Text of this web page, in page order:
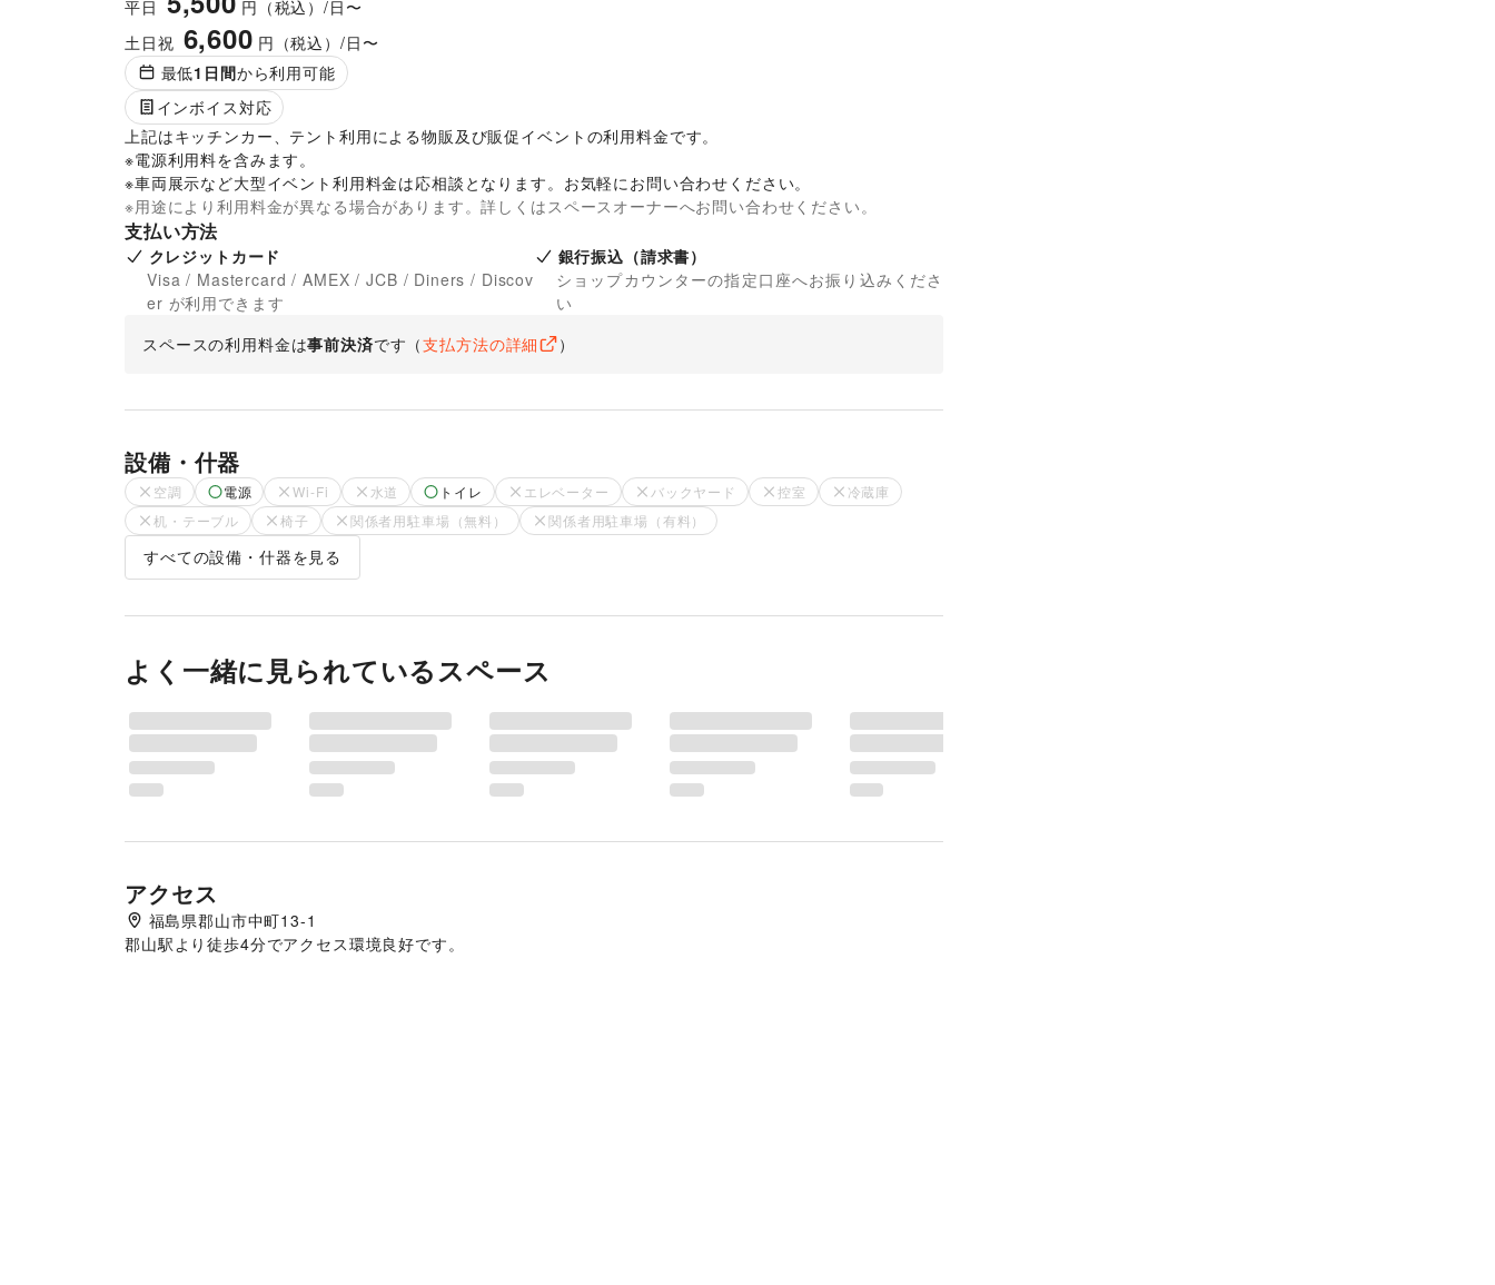
平日
円（税込）/日〜
土日祝 6,600 円（税込）/日〜
最低1 日間から利用可能
インボイス対応
上記はキッチンカー、テント利用による物販及び販促イベントの利用料金です。
※電源利用料を含みます。
※車両展示など大型イベント利用料金は応相談となります。お気軽にお問い合わせください。
※用途により利用料金が異なる場合があります。詳しくはスペースオーナーへお問い合わせください。
支払い方法
クレジットカード
Visa / Mastercard / AMEX / JCB / Diners / Discov
er が利用できます
銀行振込（請求書）
ショップカウンターの指定口座へお振り込みくださ
い
スペースの利用料金は事前決済です （支払方法の詳細 ）
設備・什器
空調 電源 Wi-Fi 水道 トイレ エレベーター バックヤード 控室
冷蔵庫
机・テーブル
椅子 関係者用駐車場（無料） 関係者用駐車場（有料）
すべての設備・什器を見る
よく一緒に見られているスペース
アクセス
福島県郡山市中町13-1
郡山駅より徒歩4分でアクセス環境良好です。